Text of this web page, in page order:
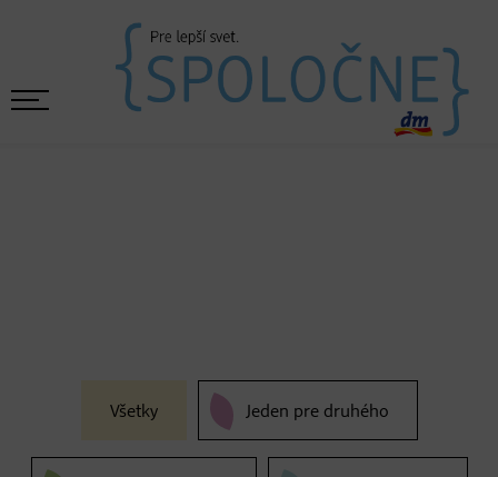
Všetky Jeden pre druhého